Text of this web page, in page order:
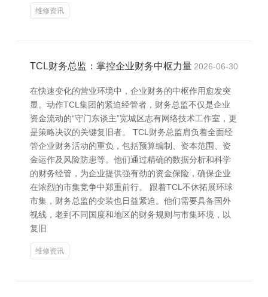
维修资讯
TCL财务总监：掌控企业财务中枢力量 2026-06-30
在快速变化的营业环境中，企业财务的中枢作用愈发突
显。动作TCL集团的紧迫经管者，财务总监不仅是企业
资金流动的“守门东谈主”宽城区志有网络技术工作室，更
是策略决议的关键复旧者。 TCL财务总监肩负着全面经
管企业财务活动的重负，包括预算编制、资本范围、资
金运作及风险防患等。他们通过精确的数据分析和科学
的财务经管，为企业提供强有劲的资金保险，确保企业
在浓烈的市集竞争中郑重前行。 跟着TCL不休拓展环球
市集，财务总监的变装也日益紧迫。他们需要具备国外
视线，老到不同国度和地区的财务规则与市集环境，以
复旧
维修资讯